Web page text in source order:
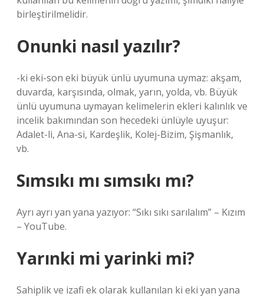
birleştirilmelidir.
Onunki nasıl yazılır?
-ki eki-son eki büyük ünlü uyumuna uymaz: akşam,
duvarda, karşısında, olmak, yarın, yolda, vb. Büyük
ünlü uyumuna uymayan kelimelerin ekleri kalınlık ve
incelik bakımından son hecedeki ünlüyle uyuşur:
Adalet-li, Ana-si, Kardeşlik, Kolej-Bizim, Şişmanlık,
vb.
Sımsıkı mı sımsıkı mı?
Ayrı ayrı yan yana yazıyor: “Sıkı sıkı sarılalım” – Kızım
– YouTube.
Yarınki mi yarinki mi?
Sahiplik ve izafi ek olarak kullanılan ki eki yan yana